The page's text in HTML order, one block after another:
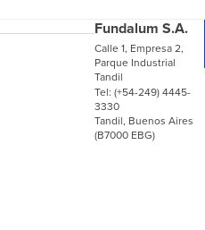
Fundalum S.A.
Calle 1, Empresa 2,
Parque Industrial
Tandil
Tel: (+54-249) 4445-
3330
Tandil, Buenos Aires
(B7000 EBG)